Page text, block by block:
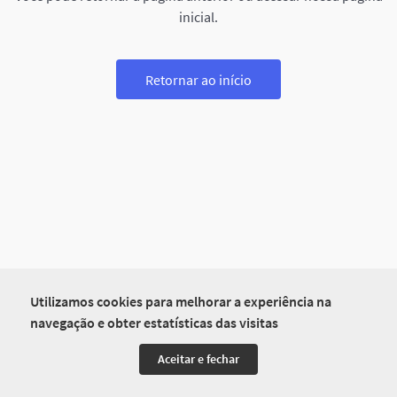
Utilizamos cookies para melhorar a experiência na
navegação e obter estatísticas das visitas
Aceitar e fechar
inicial.
Retornar ao início